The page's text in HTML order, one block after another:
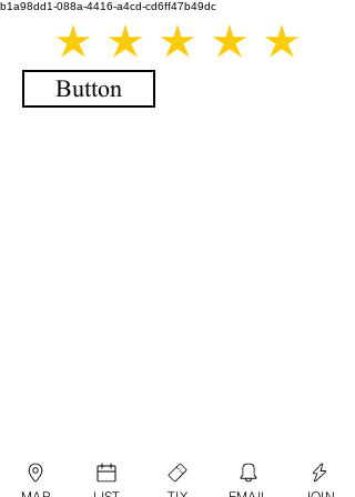
b1a98dd1-088a-4416-a4cd-cd6ff47b49dc
Button